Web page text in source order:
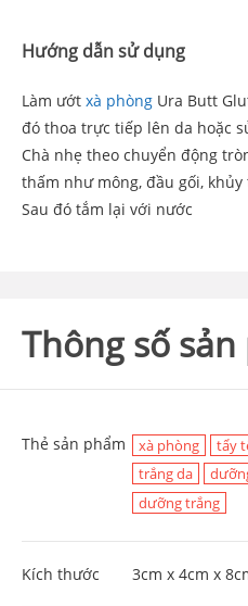
Hướng dẫn sử dụng
Làm ướt xà phòng Ura Butt
đó thoa trực tiếp lên da hoặc
Chà nhẹ theo chuyển động
thấm như mông, đầu gối, khủy
Sau đó tắm lại với nước
Thông số
Thẻ sản phẩm xà phòng
tẩy
trắng da
dưỡng trắng
Kích thước 3cm x 4cm x